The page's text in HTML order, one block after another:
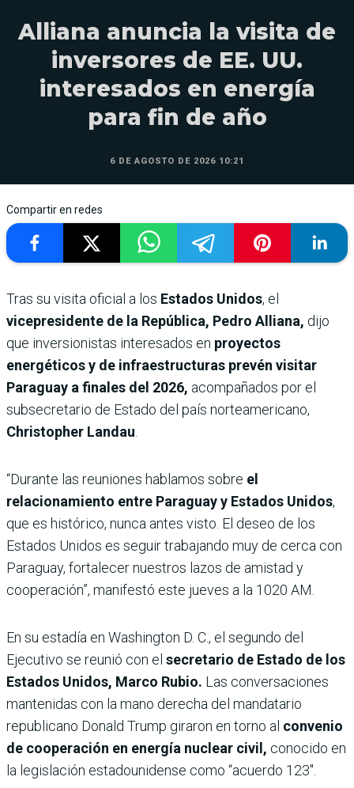
Alliana anuncia la visita de
inversores de EE. UU.
interesados en energía
para fin de año
6 DE AGOSTO DE 2026 10:21
Compartir en redes
Tras su visita oficial a los Estados Unidos, el
vicepresidente de la República, Pedro Alliana, dijo
que inversionistas interesados en proyectos
energéticos y de infraestructuras prevén visitar
Paraguay a finales del 2026, acompañados por el
subsecretario de Estado del país norteamericano,
Christopher Landau
“Durante las reuniones hablamos sobre el
relacionamiento entre Paraguay y Estados Unidos,
que es histórico, nunca antes visto. El deseo de los
Estados Unidos es seguir trabajando muy de cerca con
Paraguay, fortalecer nuestros lazos de amistad y
cooperación”, manifestó este jueves a la 1020 AM.
En su estadía en Washington D. C., el segundo del
Ejecutivo se reunió con el secretario de Estado de los
Estados Unidos, Marco Rubio. Las conversaciones
mantenidas con la mano derecha del mandatario
republicano Donald Trump giraron en torno al convenio
de cooperación en energía nuclear civil, conocido en
la legislación estadounidense como “acuerdo 123″.